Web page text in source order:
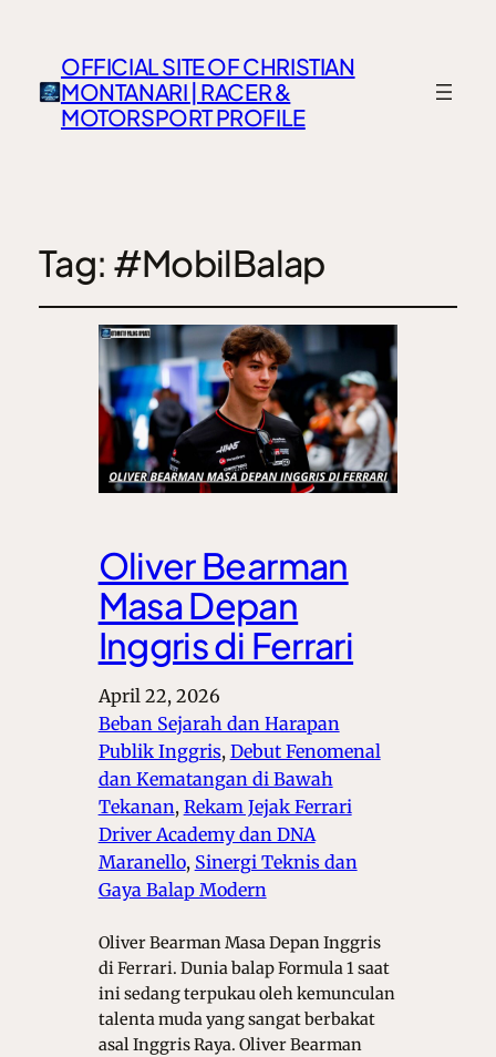
OFFICIAL SITE OF CHRISTIAN
MONTANARI | RACER &
MOTORSPORT PROFILE
Tag: #MobilBalap
Oliver Bearman
Masa Depan
Inggris di Ferrari
April 22, 2026
Beban Sejarah dan Harapan
Publik Inggris, Debut Fenomenal
dan Kematangan di Bawah
Tekanan, Rekam Jejak Ferrari
Driver Academy dan DNA
Maranello, Sinergi Teknis dan
Gaya Balap Modern
Oliver Bearman Masa Depan Inggris
di Ferrari. Dunia balap Formula 1 saat
ini sedang terpukau oleh kemunculan
talenta muda yang sangat berbakat
asal Inggris Raya. Oliver Bearman